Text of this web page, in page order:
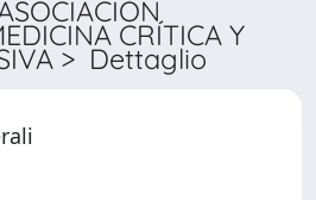
CRÍTICA Y
> Dettaglio